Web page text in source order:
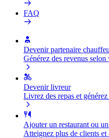
FAQ
Devenir partenaire
Générez des revenus
Devenir livreur
Livrez des repas et
Ajouter un restaurant ou
Atteignez plus de clients et